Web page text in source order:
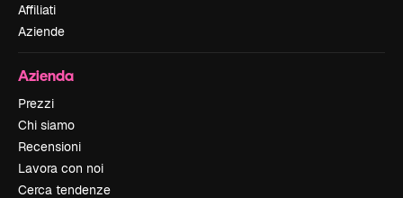
Affiliati
Aziende
Azienda
Prezzi
Chi siamo
Recensioni
Lavora con noi
Cerca tendenze